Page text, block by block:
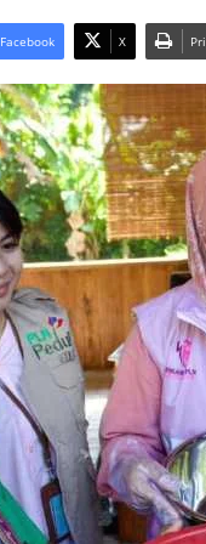
Facebook X